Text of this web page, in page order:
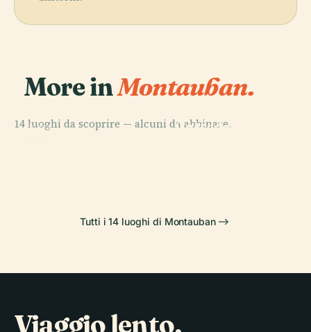
More inMontauban.
14 luoghi da scoprire — alcuni da abbinare.
PLACE
Cattedrale di
PLACE
Tutti i 14 luoghi di Montauban
Viaggio lento,